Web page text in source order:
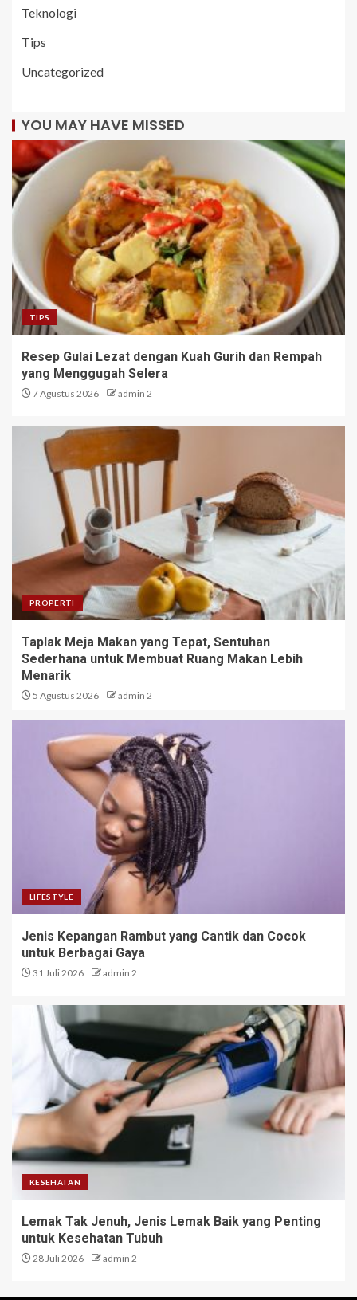
Teknologi
Tips
Uncategorized
YOU MAY HAVE MISSED
TIPS
Resep Gulai Lezat dengan Kuah Gurih dan Rempah
yang Menggugah Selera
7 Agustus 2026 admin 2
PROPERTI
Taplak Meja Makan yang Tepat, Sentuhan
Sederhana untuk Membuat Ruang Makan Lebih
Menarik
5 Agustus 2026 admin 2
LIFESTYLE
Jenis Kepangan Rambut yang Cantik dan Cocok
untuk Berbagai Gaya
31 Juli 2026 admin 2
KESEHATAN
Lemak Tak Jenuh, Jenis Lemak Baik yang Penting
untuk Kesehatan Tubuh
28 Juli 2026 admin 2